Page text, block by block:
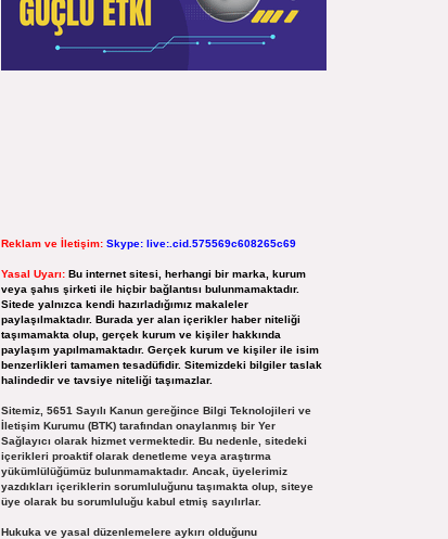
Reklam ve İletişim: Skype: live:.cid.575569c608265c69
Yasal Uyarı: Bu internet sitesi, herhangi bir marka, kurum
veya şahıs şirketi ile hiçbir bağlantısı bulunmamaktadır.
Sitede yalnızca kendi hazırladığımız makaleler
paylaşılmaktadır. Burada yer alan içerikler haber niteliği
taşımamakta olup, gerçek kurum ve kişiler hakkında
paylaşım yapılmamaktadır. Gerçek kurum ve kişiler ile isim
benzerlikleri tamamen tesadüfidir. Sitemizdeki bilgiler taslak
halindedir ve tavsiye niteliği taşımazlar.
Sitemiz, 5651 Sayılı Kanun gereğince Bilgi Teknolojileri ve
İletişim Kurumu (BTK) tarafından onaylanmış bir Yer
Sağlayıcı olarak hizmet vermektedir. Bu nedenle, sitedeki
içerikleri proaktif olarak denetleme veya araştırma
yükümlülüğümüz bulunmamaktadır. Ancak, üyelerimiz
yazdıkları içeriklerin sorumluluğunu taşımakta olup, siteye
üye olarak bu sorumluluğu kabul etmiş sayılırlar.
Hukuka ve yasal düzenlemelere aykırı olduğunu